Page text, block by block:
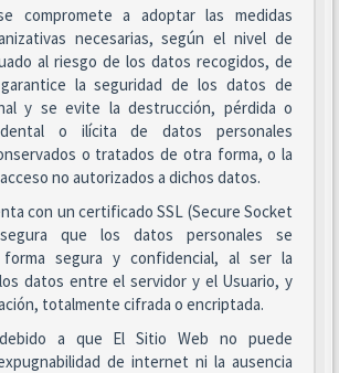
compromete a adoptar las medidas
necesarias, según el nivel de
al riesgo de los datos recogidos, de
la seguridad de los datos de
y se evite la destrucción, pérdida o
o ilícita de datos personales
o tratados de otra forma, o la
no autorizados a dichos datos.
con un certificado SSL (Secure Socket
que los datos personales se
segura y confidencial, al ser la
datos entre el servidor y el Usuario, y
totalmente cifrada o encriptada.
a que El Sitio Web no puede
de internet ni la ausencia